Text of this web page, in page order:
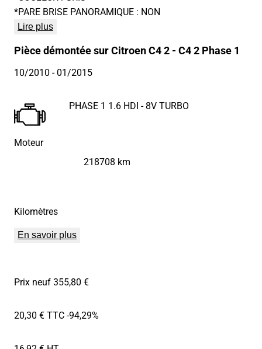
*PARE BRISE PANORAMIQUE : NON
Lire plus
Pièce démontée sur Citroen C4 2 - C4 2 Phase 1
10/2010 - 01/2015
Moteur
PHASE 1 1.6 HDI - 8V TURBO
Kilomètres
218708 km
En savoir plus
Prix neuf 355,80 €
20,30 € TTC-94,29%